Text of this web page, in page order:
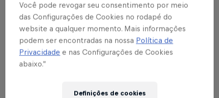
Argentina, no Estádio Metropolitano de
Cabudare, em Barquisimento, na Venezuela
7ª rodada: 18/04, às 20h* – Argentina x
Colômbia, no Estádio Ciudad de Lanús, em
Lanús, na Argentina
Você pode revogar seu consentimento por meio
das Configurações de Cookies no rodapé do
website a qualquer momento. Mais informações
podem ser encontradas na nossa Política de
Privacidade e nas Configurações de Cookies
abaixo.”
Definições de cookies